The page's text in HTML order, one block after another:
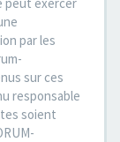
par les
sur ces
responsable
soient